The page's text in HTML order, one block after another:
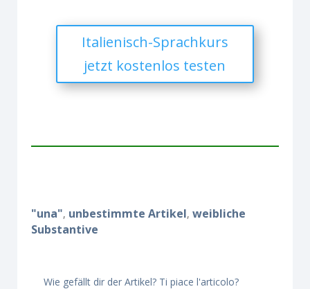
Italienisch-Sprachkurs
jetzt kostenlos testen
"una", unbestimmte Artikel, weibliche
Substantive
Wie gefällt dir der Artikel? Ti piace l'articolo?